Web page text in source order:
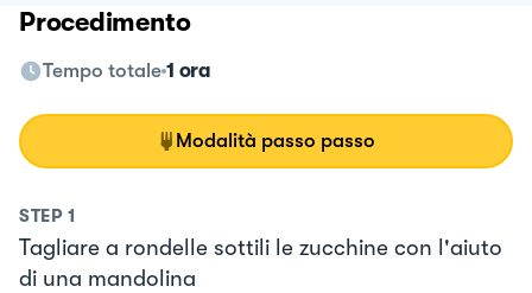
Procedimento
Tempo totale 1 ora
Modalità passo passo
STEP 1
Tagliare a rondelle sottili le zucchine con l'aiuto
di una mandolina